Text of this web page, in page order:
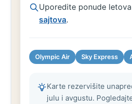
Uporedite ponude
sajtova.
Olympic Air Sky Express
Karte rezervišite
julu i avgustu.